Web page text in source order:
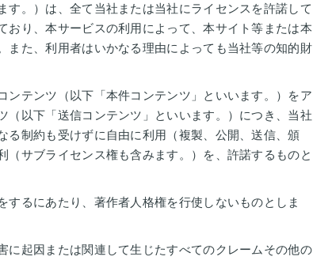
。）は、全て当社または当社にライセンスを許諾して
り、本サービスの利用によって、本サイト等または本
た、利用者はいかなる理由によっても当社等の知的財
テンツ（以下「本件コンテンツ」といいます。）をア
以下「送信コンテンツ」といいます。）につき、当社
る制約も受けずに自由に利用（複製、公開、送信、頒
サブライセンス権も含みます。）を、許諾するものと
るにあたり、著作者人格権を行使しないものとしま
起因または関連して生じたすべてのクレームその他の